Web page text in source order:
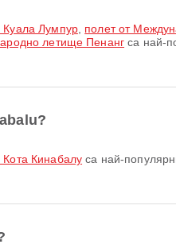
Лумпур, полет от
летище Пенанг са най-
Кинабалу са най-